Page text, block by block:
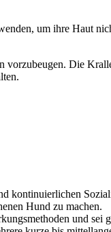
um ihre Haut
vor­zu­beu­gen. Die
kon­ti­nu­ier­li­chen
Hund zu machen.
und sei